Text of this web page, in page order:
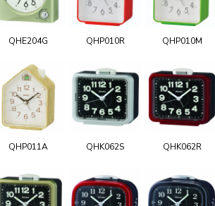
QHE204G QHP010R QHP010M
QHP011A QHK062S QHK062R